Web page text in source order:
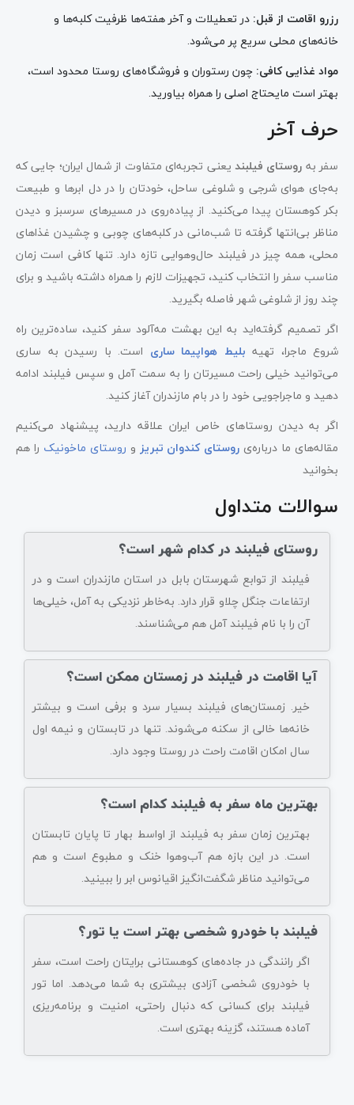
رزرو اقامت از قبل: در تعطیلات و آخر هفته‌ها ظرفیت کلبه‌ها و
خانه‌های محلی سریع پر می‌شود.
مواد غذایی کافی: چون رستوران و فروشگاه‌های روستا محدود است،
بهتر است مایحتاج اصلی را همراه بیاورید.
حرف آخر
سفر به روستای فیلبند یعنی تجربه‌ای متفاوت از شمال ایران؛ جایی که
به‌جای هوای شرجی و شلوغی ساحل، خودتان را در دل ابرها و طبیعت
بکر کوهستان پیدا می‌کنید. از پیاده‌روی در مسیرهای سرسبز و دیدن
مناظر بی‌انتها گرفته تا شب‌مانی در کلبه‌های چوبی و چشیدن غذاهای
محلی، همه چیز در فیلبند حال‌وهوایی تازه دارد. تنها کافی است زمان
مناسب سفر را انتخاب کنید، تجهیزات لازم را همراه داشته باشید و برای
چند روز از شلوغی شهر فاصله بگیرید.
اگر تصمیم گرفته‌اید به این بهشت مه‌آلود سفر کنید، ساده‌ترین راه
شروع ماجرا، تهیه بلیط هواپیما ساری است. با رسیدن به ساری
می‌توانید خیلی راحت مسیرتان را به سمت آمل و سپس فیلبند ادامه
دهید و ماجراجویی خود را در بام مازندران آغاز کنید.
اگر به دیدن روستاهای خاص ایران علاقه دارید، پیشنهاد می‌کنیم
مقاله‌های ما درباره‌ی روستای کندوان تبریز و روستای ماخونیک را هم
بخوانید
سوالات متداول
روستای فیلبند در کدام شهر است؟
فیلبند از توابع شهرستان بابل در استان مازندران است و در
ارتفاعات جنگل چلاو قرار دارد. به‌خاطر نزدیکی به آمل، خیلی‌ها
آن را با نام فیلبند آمل هم می‌شناسند.
آیا اقامت در فیلبند در زمستان ممکن است؟
خیر. زمستان‌های فیلبند بسیار سرد و برفی است و بیشتر
خانه‌ها خالی از سکنه می‌شوند. تنها در تابستان و نیمه اول
سال امکان اقامت راحت در روستا وجود دارد.
بهترین ماه سفر به فیلبند کدام است؟
بهترین زمان سفر به فیلبند از اواسط بهار تا پایان تابستان
است. در این بازه هم آب‌وهوا خنک و مطبوع است و هم
می‌توانید مناظر شگفت‌انگیز اقیانوس ابر را ببینید.
فیلبند با خودرو شخصی بهتر است یا تور؟
اگر رانندگی در جاده‌های کوهستانی برایتان راحت است، سفر
با خودروی شخصی آزادی بیشتری به شما می‌دهد. اما تور
فیلبند برای کسانی که دنبال راحتی، امنیت و برنامه‌ریزی
آماده هستند، گزینه بهتری است.